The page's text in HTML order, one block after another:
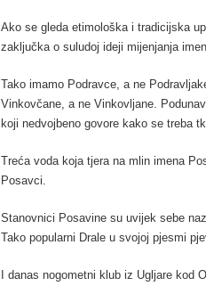
Ako se gleda etimološka i tradicijska
zaključka o suludoj ideji mijenjanja
Tako imamo Podravce, a ne
Vinkovčane, a ne Vinkovljane.
koji nedvojbeno govore kako se treba
Treća voda koja tjera na mlin imena
Posavci.
Stanovnici Posavine su uvijek sebe
Tako popularni Drale u svojoj pjesmi
I danas nogometni klub iz Ugljare kod